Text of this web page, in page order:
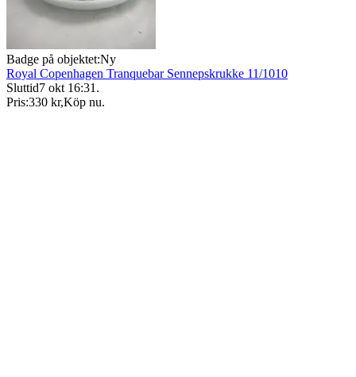
Badge på objektet:Ny
Royal Copenhagen Tranquebar Sennepskrukke 11/1010
Sluttid7 okt 16:31 .
Pris:330 kr,Köp nu.